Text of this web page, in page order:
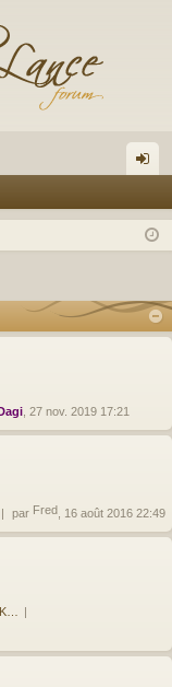
ne
, 27 nov. 2019 17:21
par Fred , 16 août 2016 22:49